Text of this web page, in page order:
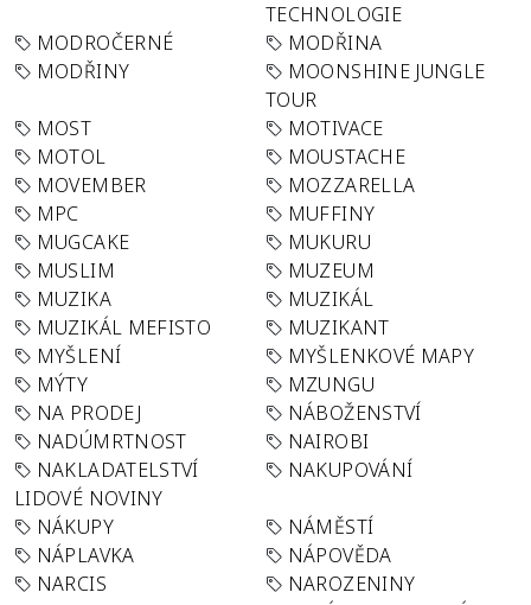
TECHNOLOGIE
MODROČERNÉ
MODŘINA
MODŘINY
MOONSHINE JUNGLE
TOUR
MOST
MOTIVACE
MOTOL
MOUSTACHE
MOVEMBER
MOZZARELLA
MPC
MUFFINY
MUGCAKE
MUKURU
MUSLIM
MUZEUM
MUZIKA
MUZIKÁL
MUZIKÁL MEFISTO
MUZIKANT
MYŠLENÍ
MYŠLENKOVÉ MAPY
MÝTY
MZUNGU
NA PRODEJ
NÁBOŽENSTVÍ
NADÚMRTNOST
NAIROBI
NAKLADATELSTVÍ
LIDOVÉ NOVINY
NAKUPOVÁNÍ
NÁKUPY
NÁMĚSTÍ
NÁPLAVKA
NÁPOVĚDA
NARCIS
NAROZENINY